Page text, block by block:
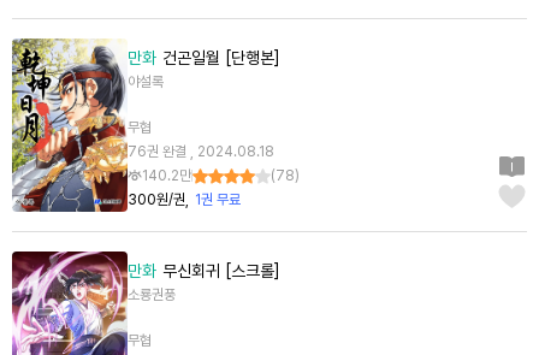
만화 건곤일월 [단행본]
야설록
무협
76권 완결 , 2024.08.18
140.2만
(78)
300원/권
1권 무료
만화 무신회귀 [스크롤]
소룡권풍
무협